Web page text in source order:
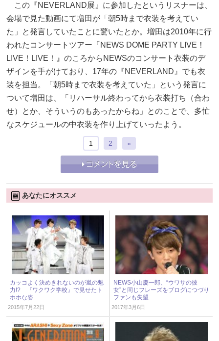
この『NEVERLAND展』に参加したというリスナーは、
会場で見た動画にて増田が「朝5時まで衣装を考えてい
た」と発言していたことに驚いたとか。増田は2010年に行
われたコンサートツアー『NEWS DOME PARTY LIVE！
LIVE！LIVE！』のころからNEWSのコンサート衣装のデ
ザインを手がけており、17年の『NEVERLAND』でも衣
装を担当。「朝5時まで衣装を考えていた」という発言に
ついて増田は、「リハーサル終わってから衣装打ち（合わ
せ）とか、そういうのもあったからね」とのことで、多忙
なスケジュールの中衣装を作り上げていったよう。
1 2 »
あなたにオススメ
カッコよく決めきれないのが嵐の魅
力!? 『ワクワク学校』で見せたト
ホホな姿
2015年7月22日
NEWS小山慶一郎、“ウワサの彼
女”と同じフレーズをブログにつづり
ファンも失望
2017年3月6日